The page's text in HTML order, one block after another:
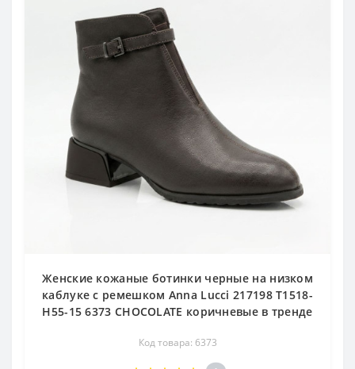
Женские кожаные ботинки черные на низком
каблуке с ремешком Anna Lucci 217198 T1518-
H55-15 6373 CHOCOLATE коричневые в тренде
Код товара: 6373